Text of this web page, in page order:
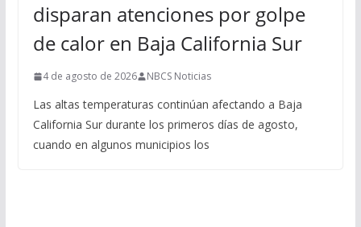
disparan atenciones por golpe
de calor en Baja California Sur
4 de agosto de 2026 NBCS Noticias
Las altas temperaturas continúan afectando a Baja
California Sur durante los primeros días de agosto,
cuando en algunos municipios los